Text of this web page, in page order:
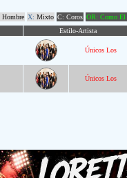
Hombre X: Mixto C: Coros OR: Como El
Estilo-Artista
Únicos Los
Únicos Los